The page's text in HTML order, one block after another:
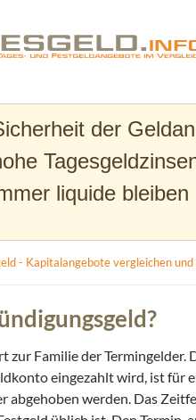
der
liquide bleiben
- Kapitalangebote vergleichen und
zur Familie der
eingezahlt wird, ist für
abgehoben werden. Das